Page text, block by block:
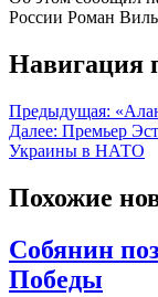
России Роман
Навигация
Предыдущая:
Далее: Премьер
Украины в НАТО
Похожие
Собянин
Победы